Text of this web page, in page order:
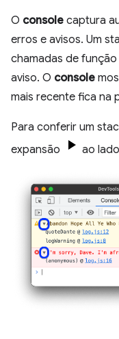
O console captura
erros e avisos. Um
chamadas de
aviso. O console
mais recente fica na
Para conferir um
expansão
ao